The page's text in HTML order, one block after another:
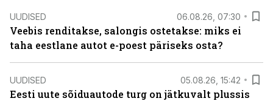
UUDISED 06.08.26, 07:30
Veebis renditakse, salongis ostetakse: miks ei
taha eestlane autot e-poest päriseks osta?
UUDISED 05.08.26, 15:42
Eesti uute sõiduautode turg on jätkuvalt plussis